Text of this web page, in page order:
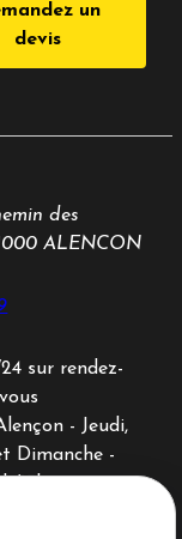
un
devis
des
ALENCON
sur rendez-
vous
- Jeudi,
Dimanche -